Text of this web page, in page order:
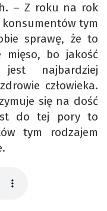
– Z roku na rok
tym
sprawę, że to
mięso, bo jakość
najbardziej
człowieka.
się na dość
do tej pory to
tym rodzajem